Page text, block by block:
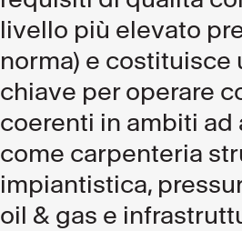
livello più elevato
norma) e costituisce
chiave per operare
coerenti in ambiti ad
come carpenteria
impiantistica,
oil & gas e